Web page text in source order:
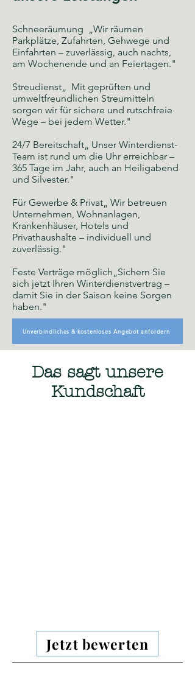
Schneeräumung „Wir räumen
Parkplätze, Zufahrten, Gehwege und
Einfahrten – zuverlässig, auch nachts,
am Wochenende und an Feiertagen."
Streudienst„ Mit geprüften und
umweltfreundlichen Streumitteln
sorgen wir für sichere und rutschfreie
Wege – bei jedem Wetter."
24/7 Bereitschaft„ Unser Winterdienst-
Team ist rund um die Uhr erreichbar –
365 Tage im Jahr, auch an Heiligabend
und Silvester."
Für Gewerbe & Privat„ Wir betreuen
Unternehmen, Wohnanlagen,
Krankenhäuser, Hotels und
Privathaushalte – individuell und
zuverlässig."
Feste Verträge möglich„Sichern Sie
sich jetzt Ihren Winterdienstvertrag –
damit Sie in der Saison keine Sorgen
haben."
Unverbindliches & kostenloses Angebot anfordern
Das sagt unsere
Kundschaft
Jetzt bewerten